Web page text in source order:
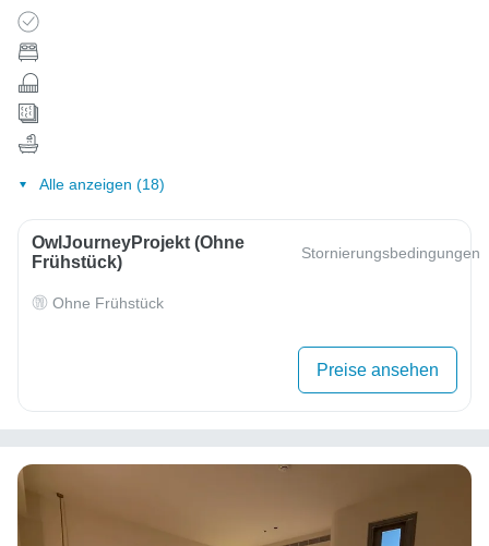
Alle anzeigen (18)
OwlJourneyProjekt (ohne
Frühstück)
Stornierungsbedingungen
Ohne Frühstück
Preise ansehen